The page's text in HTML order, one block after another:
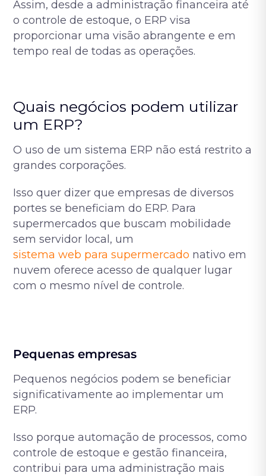
Assim, desde a administração financeira até
o controle de estoque, o ERP visa
proporcionar uma visão abrangente e em
tempo real de todas as operações.
Quais negócios podem utilizar
um ERP?
O uso de um sistema ERP não está restrito a
grandes corporações.
Isso quer dizer que empresas de diversos
portes se beneficiam do ERP. Para
supermercados que buscam mobilidade
sem servidor local, um
sistema web para supermercado nativo em
nuvem oferece acesso de qualquer lugar
com o mesmo nível de controle.
Pequenas empresas
Pequenos negócios podem se beneficiar
significativamente ao implementar um
ERP.
Isso porque automação de processos, como
controle de estoque e gestão financeira,
contribui para uma administração mais